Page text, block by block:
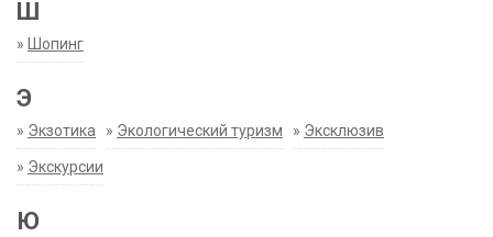
Ш
» Шопинг
Э
» Экзотика » Экологический туризм » Эксклюзив
» Экскурсии
Ю